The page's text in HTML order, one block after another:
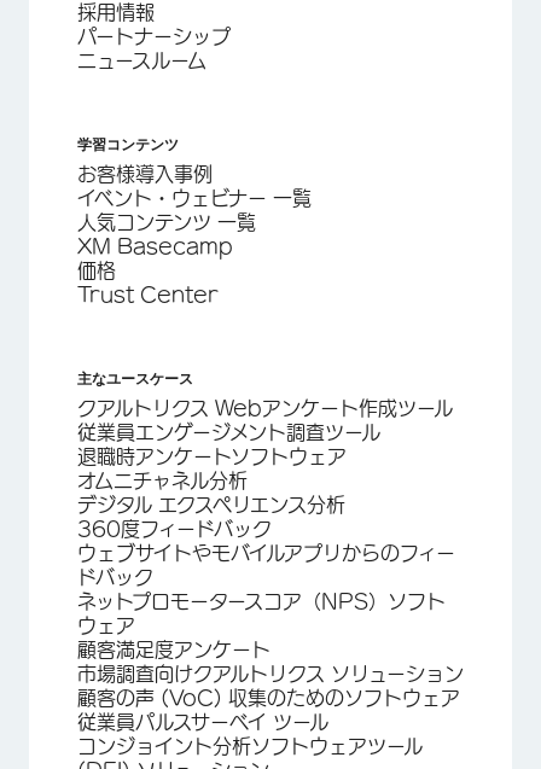
採用情報
パートナーシップ
ニュースルーム
学習コンテンツ
お客様導入事例
イベント・ウェビナー 一覧
人気コンテンツ 一覧
XM Basecamp
価格
Trust Center
主なユースケース
クアルトリクス Webアンケート作成ツール
従業員エンゲージメント調査ツール
退職時アンケートソフトウェア
オムニチャネル分析
デジタル エクスペリエンス分析
360度フィードバック
ウェブサイトやモバイルアプリからのフィー
ドバック
ネットプロモータースコア（NPS）ソフト
ウェア
顧客満足度アンケート
市場調査向けクアルトリクス ソリューション
顧客の声 (VoC) 収集のためのソフトウェア
従業員パルスサーベイ ツール
コンジョイント分析ソフトウェアツール